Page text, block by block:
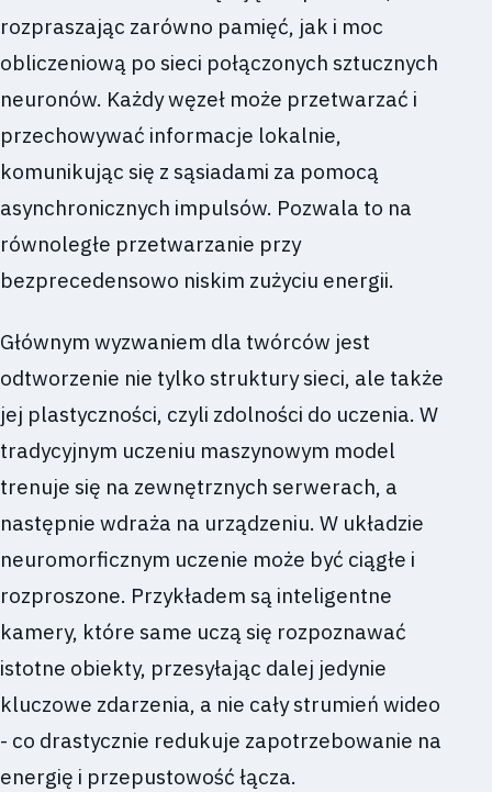
rozpraszając zarówno pamięć, jak i moc
obliczeniową po sieci połączonych sztucznych
neuronów. Każdy węzeł może przetwarzać i
przechowywać informacje lokalnie,
komunikując się z sąsiadami za pomocą
asynchronicznych impulsów. Pozwala to na
równoległe przetwarzanie przy
bezprecedensowo niskim zużyciu energii.
Głównym wyzwaniem dla twórców jest
odtworzenie nie tylko struktury sieci, ale także
jej plastyczności, czyli zdolności do uczenia. W
tradycyjnym uczeniu maszynowym model
trenuje się na zewnętrznych serwerach, a
następnie wdraża na urządzeniu. W układzie
neuromorficznym uczenie może być ciągłe i
rozproszone. Przykładem są inteligentne
kamery, które same uczą się rozpoznawać
istotne obiekty, przesyłając dalej jedynie
kluczowe zdarzenia, a nie cały strumień wideo
- co drastycznie redukuje zapotrzebowanie na
energię i przepustowość łącza.